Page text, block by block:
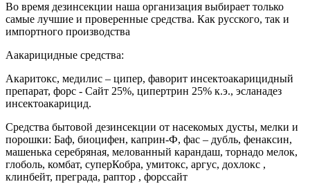
Во время дезинсекции наша организация выбирает только
самые лучшие и проверенные средства. Как русского, так и
импортного производства
Аакарицидные средства:
Акаритокс, медилис – ципер, фаворит инсектоакарицидный
препарат, форс - Сайт 25%, ципертрин 25% к.э., эсланадез
инсектоакарицид.
Средства бытовой дезинсекции от насекомых дусты, мелки и
порошки: Баф, биоцифен, каприн-Ф, фас – дубль, фенаксин,
машенька серебряная, мелованный карандаш, торнадо мелок,
глоболь, комбат, суперКобра, умитокс, аргус, дохлокс ,
клинбейт, преграда, раптор , форссайт